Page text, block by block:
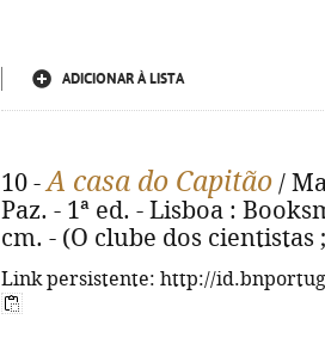
ADICIONAR À LISTA
10 -A casa do Capitão /
Paz. - 1ª ed. - Lisboa :
cm. - (O clube dos cientistas
Link persistente: http://